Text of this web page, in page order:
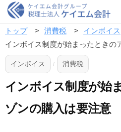
トップ 消費税
インボイス
インボイス制度が始まったときの
インボイス / 消費税
インボイス制度が始
ゾンの購入は要注意